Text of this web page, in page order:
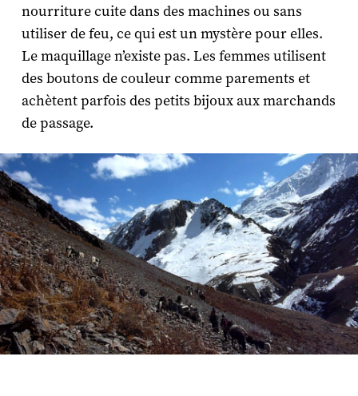
nourriture cuite dans des machines ou sans
utiliser de feu, ce qui est un mystère pour elles.
Le maquillage n’existe pas. Les femmes utilisent
des boutons de couleur comme parements et
achètent parfois des petits bijoux aux marchands
de passage.